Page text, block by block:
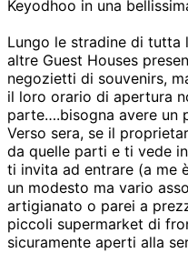
Keyodhoo in una
Lungo le stradine di tutta
altre Guest Houses
negozietti di souvenirs,
il loro orario di apertura
parte….bisogna avere un
Verso sera, se il
da quelle parti e ti vede
ti invita ad entrare (a me
un modesto ma vario
artigianato o parei a
piccoli supermarket di
sicuramente aperti alla